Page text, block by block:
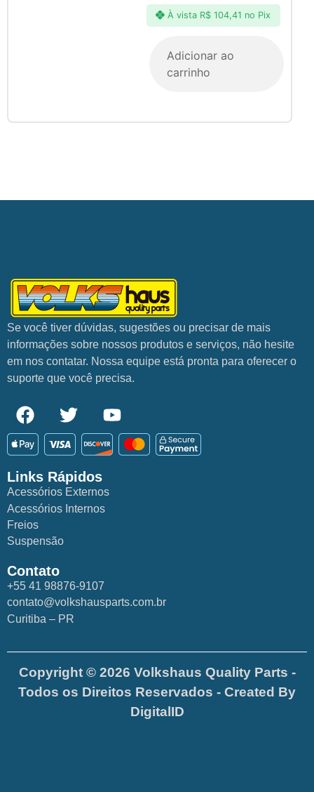
Adicionar ao
carrinho
À vista R$ 104,41 no Pix
Se você tiver dúvidas, sugestões ou precisar de mais
informações sobre nossos produtos e serviços, não hesite
em nos contatar. Nossa equipe está pronta para oferecer o
suporte que você precisa.
Links Rápidos
Acessórios Externos
Acessórios Internos
Freios
Suspensão
Contato
+55 41 98876-9107
contato@volkshausparts.com.br
Curitiba – PR
Copyright © 2026 Volkshaus Quality Parts -
Todos os Direitos Reservados - Created By
DigitalID